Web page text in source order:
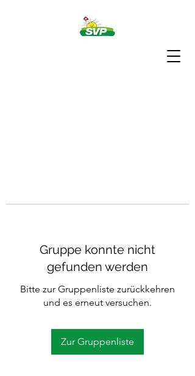
Gruppe konnte nicht
gefunden werden
Bitte zur Gruppenliste zurückkehren
und es erneut versuchen.
Zur Gruppenliste